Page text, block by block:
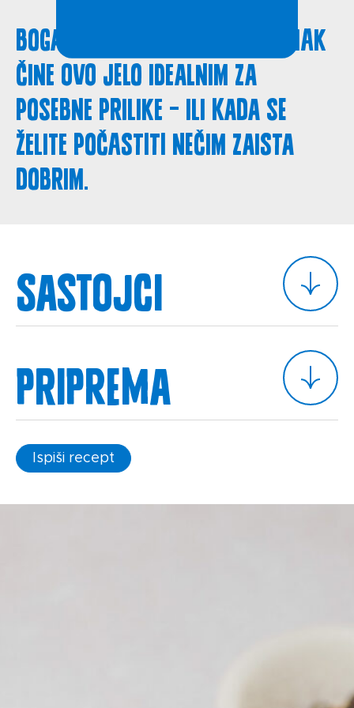
Bogati nadjevi i kremasti umak
čine ovo jelo idealnim za
posebne prilike – ili kada se
želite počastiti nečim zaista
dobrim.
Sastojci
Priprema
Ispiši recept